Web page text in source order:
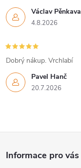
Václav Pěnkava
4.8.2026
Pavel Hanč
20.7.2026
Dobrý nákup. Vrchlabí
Informace pro vás